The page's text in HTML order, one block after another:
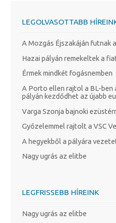
LEGOLVASOTTABB
A Mozgás Éjszakáján futnak
Hazai pályán remekeltek a
Érmek mindkét fogásnemben
A Porto ellen rajtol a BL-ben
pályán kezdődhet az újabb
Varga Szonja bajnoki
Győzelemmel rajtolt a VSC
A hegyekből a pályára
Nagy ugrás az elitbe
LEGFRISSEBB HÍREINK
Nagy ugrás az elitbe